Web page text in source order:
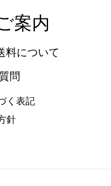
案内
料について
問
く表記
針